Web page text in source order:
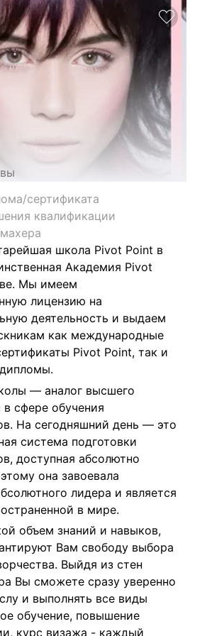
сертификата
квалификации
школа Pivot Point в
Академия Pivot
Мы имеем
лицензию на
деятельность и выдаем
как международные
Pivot Point, так и
— аналог высшего
в сфере обучения
На сегодняшний день — это
система подготовки
доступная абсолютно
она завоевала
лидера и является
в мире.
объем знаний и навыков,
Вам свободу выбора
Выйдя из стен
Вы сможете сразу уверенно
и выполнять все виды
обучение, повышение
курс визажа - каждый